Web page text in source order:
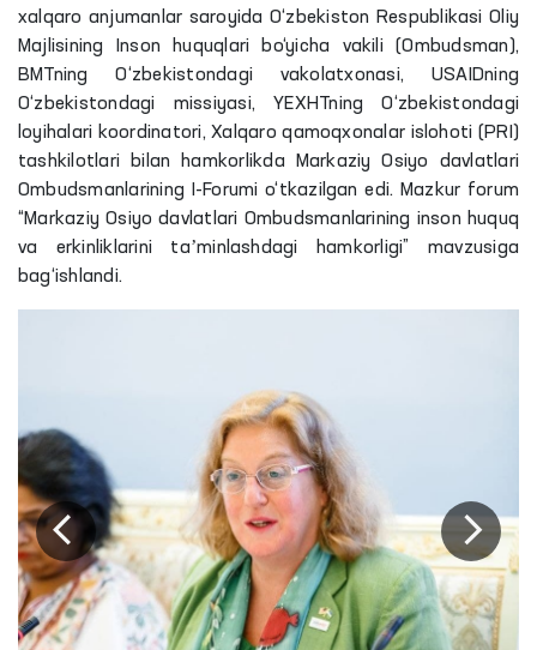
xalqaro anjumanlar saroyida O‘zbekiston Respublikasi Oliy
Majlisining Inson huquqlari bo‘yicha vakili (Ombudsman),
BMTning O‘zbekistondagi vakolatxonasi, USAIDning
O‘zbekistondagi missiyasi, YEXHTning O‘zbekistondagi
loyihalari koordinatori, Xalqaro qamoqxonalar islohoti (PRI)
tashkilotlari bilan hamkorlikda Markaziy Osiyo davlatlari
Ombudsmanlarining I-Forumi o‘tkazilgan edi. Mazkur forum
“Markaziy Osiyo davlatlari Ombudsmanlarining inson huquq
va erkinliklarini taʼminlashdagi hamkorligi” mavzusiga
bag‘ishlandi.